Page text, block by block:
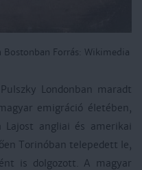
Bostonban Forrás: Wikimedia
Londonban maradt
emigráció életében,
angliai és amerikai
Torinóban telepedett le,
is dolgozott. A magyar